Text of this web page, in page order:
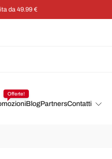
Risparmia il 5% su ogni ordine con un
Offerte!
BlogPartnersContatti